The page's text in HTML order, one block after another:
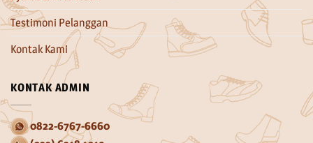
Testimoni Pelanggan
Kontak Kami
KONTAK ADMIN
0822-6767-6660